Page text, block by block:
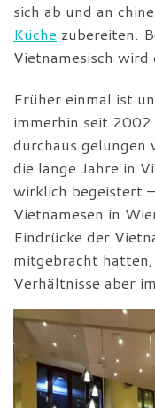
sich ab und an
Küche zubereiten.
Vietnamesisch
Früher einmal ist
immerhin seit
durchaus gelungen
die lange Jahre in
wirklich begeistert
Vietnamesen in
Eindrücke der
mitgebracht
Verhältnisse aber